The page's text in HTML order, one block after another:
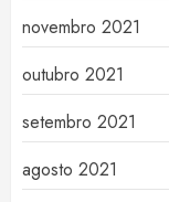
novembro 2021
outubro 2021
setembro 2021
agosto 2021